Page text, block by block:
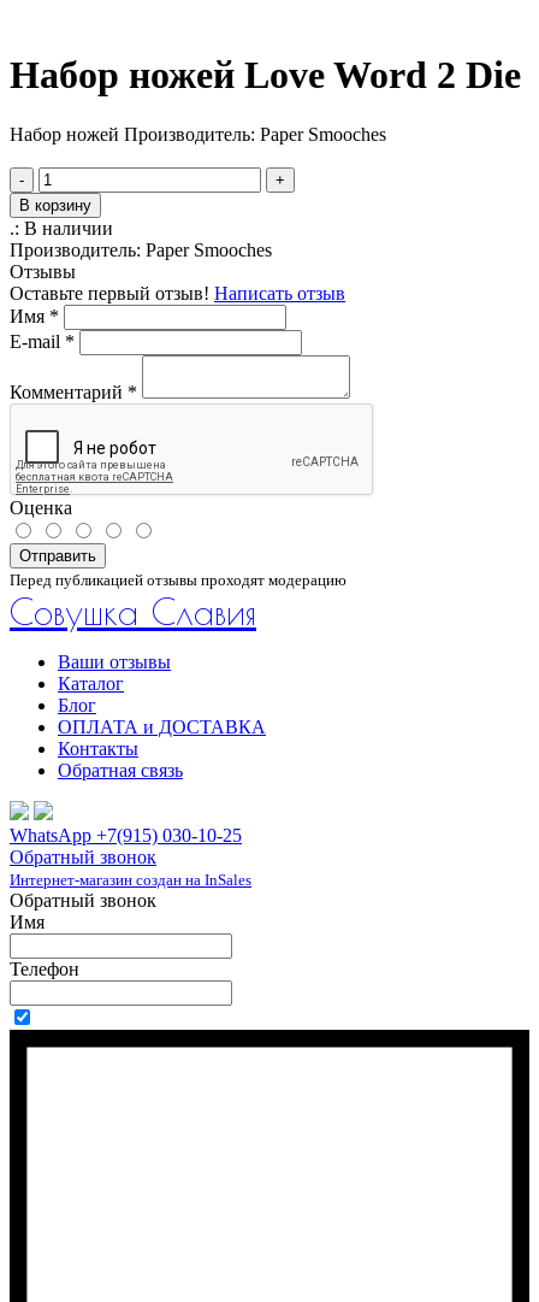
Набор ножей Love Word 2 Die
Набор ножей Производитель: Paper Smooches
-
+
В корзину
.: В наличии
Производитель: Paper Smooches
Отзывы
Оставьте первый отзыв! Написать отзыв
Имя *
E-mail *
Комментарий *
Оценка
Отправить
Перед публикацией отзывы проходят модерацию
Совушка Славия
Ваши отзывы
Каталог
Блог
ОПЛАТА и ДОСТАВКА
Контакты
Обратная связь
WhatsApp +7(915) 030-10-25
Обратный звонок
Интернет-магазин создан на InSales
Обратный звонок
Имя
Телефон